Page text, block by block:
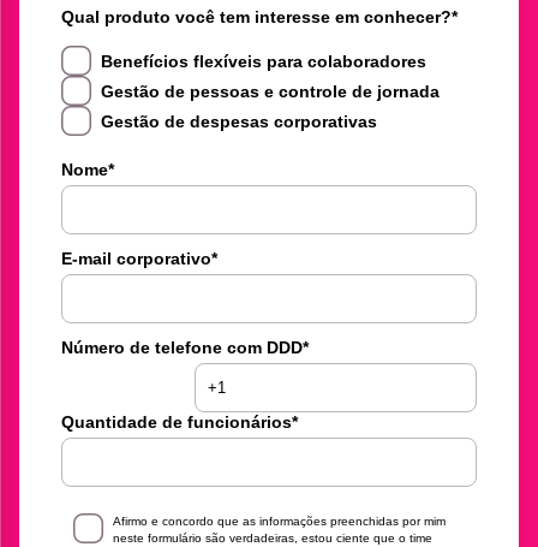
Qual produto você tem interesse em conhecer?*
Benefícios flexíveis para colaboradores
Gestão de pessoas e controle de jornada
Gestão de despesas corporativas
Nome*
E-mail corporativo*
Número de telefone com DDD*
Quantidade de funcionários*
Afirmo e concordo que as informações preenchidas por mim
neste formulário são verdadeiras, estou ciente que o time